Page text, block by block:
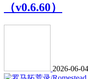
（v0.6.60）
2026-06-04